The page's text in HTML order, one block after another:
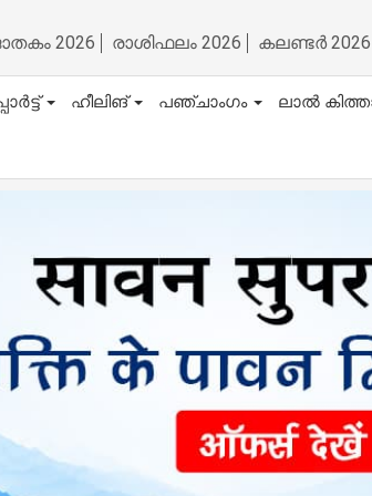
2026 രാശിഫലം 2026 കലണ്ടർ 2026
ഹീലിങ് പഞ്ചാംഗം ലാൽ